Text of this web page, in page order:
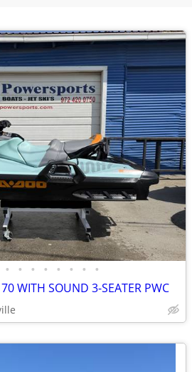
• • • • • • • •
WITH SOUND 3-SEATER PWC